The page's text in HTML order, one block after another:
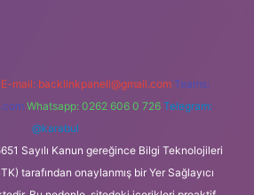
E-mail: backlinkpaneli@gmail.com Teams:
Whatsapp: 0262 606 0 726 Telegram:
@karabul
Sayılı Kanun gereğince Bilgi Teknolojileri
tarafından onaylanmış bir Yer Sağlayıcı